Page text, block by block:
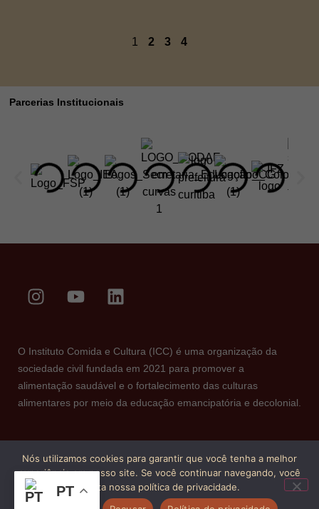
1 2 3 4
Parcerias Institucionais
O Instituto Comida e Cultura (ICC) é uma organização da
sociedade civil fundada em 2021 para promover a
alimentação saudável e o fortalecimento das culturas
alimentares por meio da educação emancipatória e decolonial.
PT
Nós utilizamos cookies para garantir que você tenha a melhor
experiência em nosso site. Se você continuar navegando, você
aceita nossa política de privacidade.